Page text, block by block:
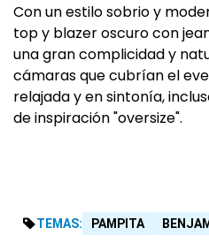
Con un estilo sobrio y
top y blazer oscuro con
una gran complicidad y
cámaras que cubrían el
relajada y en sintonía,
de inspiración "oversize".
TEMAS: PAMPITA